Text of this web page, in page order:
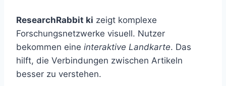
ResearchRabbit ki zeigt komplexe
Forschungsnetzwerke visuell. Nutzer
bekommen eine interaktive Landkarte. Das
hilft, die Verbindungen zwischen Artikeln
besser zu verstehen.